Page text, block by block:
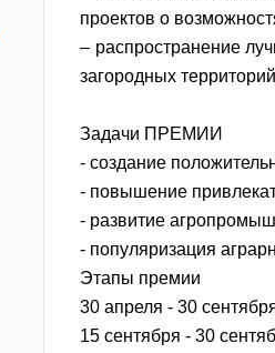
проектов о
– распространение
загородных
Задачи ПРЕМИИ
- создание
- повышение
- развитие
- популяризация
Этапы премии
30 апреля - 30
15 сентября - 30